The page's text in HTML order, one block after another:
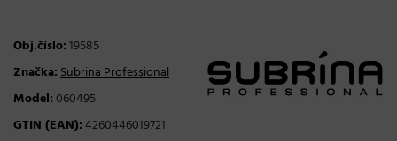
Obj.číslo:19585
Značka:Subrina Professional
Model:060495
GTIN (EAN):4260446019721